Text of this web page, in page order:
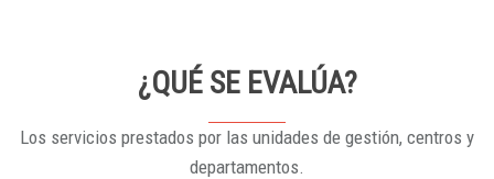
¿QUÉ SE EVALÚA?
Los servicios prestados por las unidades de gestión, centros y
departamentos.